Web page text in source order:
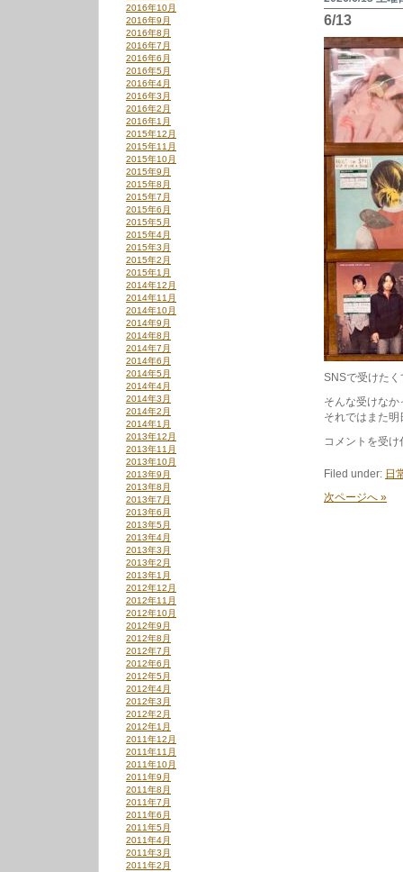
6/13
SNSで受けた
そんな受けなか
それではまた明
6/13
コメントを受
Filed under: 日
次ページへ »
2016年10月
2016年9月
2016年8月
2016年7月
2016年6月
2016年5月
2016年4月
2016年3月
2016年2月
2016年1月
2015年12月
2015年11月
2015年10月
2015年9月
2015年8月
2015年7月
2015年6月
2015年5月
2015年4月
2015年3月
2015年2月
2015年1月
2014年12月
2014年11月
2014年10月
2014年9月
2014年8月
2014年7月
2014年6月
2014年5月
2014年4月
2014年3月
2014年2月
2014年1月
2013年12月
2013年11月
2013年10月
2013年9月
2013年8月
2013年7月
2013年6月
2013年5月
2013年4月
2013年3月
2013年2月
2013年1月
2012年12月
2012年11月
2012年10月
2012年9月
2012年8月
2012年7月
2012年6月
2012年5月
2012年4月
2012年3月
2012年2月
2012年1月
2011年12月
2011年11月
2011年10月
2011年9月
2011年8月
2011年7月
2011年6月
2011年5月
2011年4月
2011年3月
2011年2月